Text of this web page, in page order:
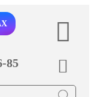
85